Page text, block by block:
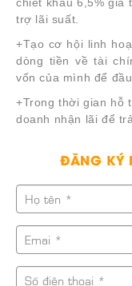
trợ lãi suất.
+Tạo cơ hội linh
dòng tiền về tài
vốn của mình để
+Trong thời gian hỗ
doanh nhận lãi để
ĐĂNG KÝ